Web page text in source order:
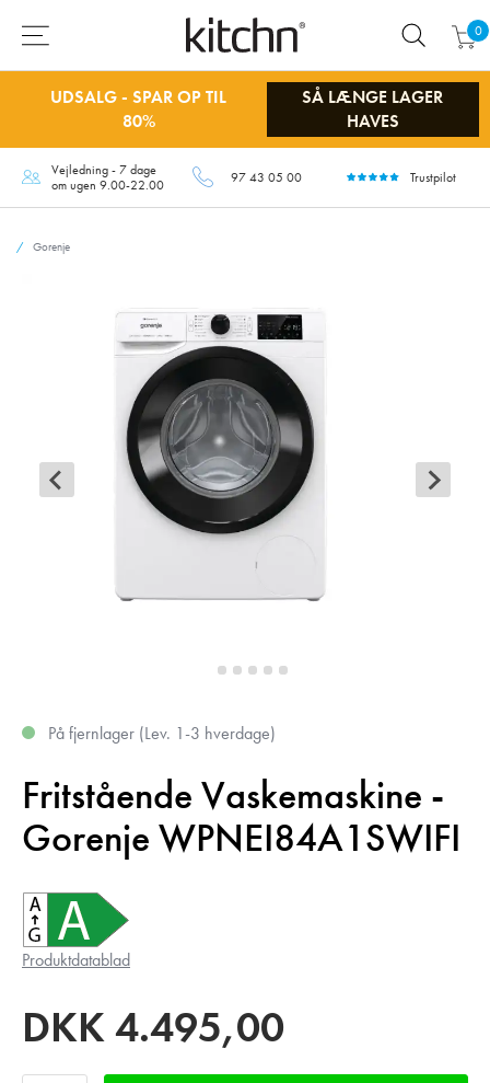
0
UDSALG - SPAR OP TIL
80%
SÅ LÆNGE LAGER
HAVES
Vejledning - 7 dage
om ugen 9.00-22.00
97 43 05 00 Trustpilot
Gorenje
På fjernlager (Lev. 1-3 hverdage)
Fritstående Vaskemaskine -
Gorenje WPNEI84A1SWIFI
Produktdatablad
DKK4.495,00